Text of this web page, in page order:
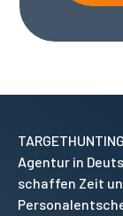
Agentur in
schaffen Zeit